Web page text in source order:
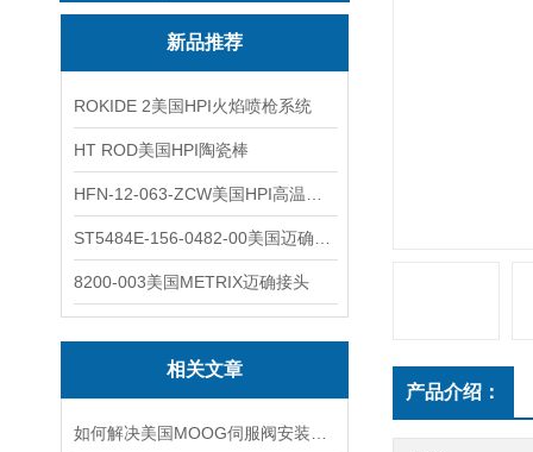
新品推荐
ROKIDE 2美国HPI火焰喷枪系统
HT ROD美国HPI陶瓷棒
8200-003美国METRIX迈确接头
相关文章
产品介绍：